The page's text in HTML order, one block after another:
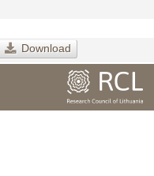
Download